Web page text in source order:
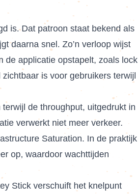
is. Dat patroon staat bekend als
daarna snel. Zo’n verloop wijst
de applicatie opstapelt, zoals lock
is voor gebruikers terwijl
de throughput, uitgedrukt in
verwerkt niet meer verkeer.
Saturation. In de praktijk
op, waardoor wachttijden
Stick verschuift het knelpunt